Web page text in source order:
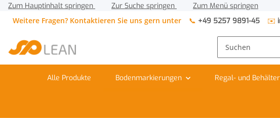
Zum Hauptinhalt springen Zur Suche springen
Zum Menü springen
Weitere Fragen? Kontaktieren Sie uns gern unter 📞 +49 5257 9891-45 ✉️
Alle Produkte Bodenmarkierungen Regal- und